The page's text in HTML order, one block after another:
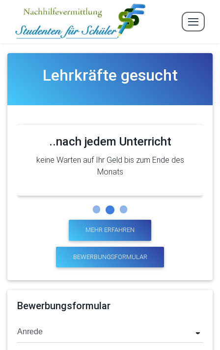
Lehrkräfte gesucht
..nach jedem Unterricht
keine Warten auf Ihr Geld bis zum Ende des
Monats
MEHR ERFAHREN
BEWERBUNGSFORMULAR
Bewerbungsformular